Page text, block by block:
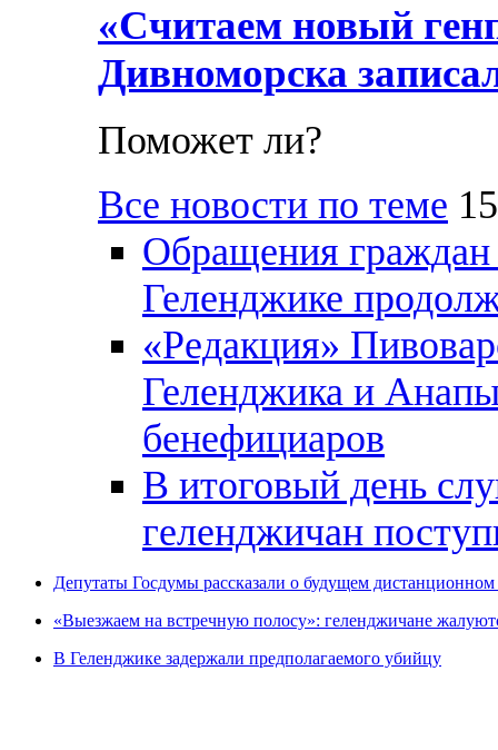
«Считаем новый
Дивноморска
Поможет ли?
Все новости по теме
Обращения граждан
Геленджике
«Редакция»
Геленджика и
бенефициаров
В итоговый день
геленджичан
Депутаты Госдумы рассказали о будущем дистанционном
«Выезжаем на встречную полосу»: геленджичане
В Геленджике задержали предполагаемого убийцу